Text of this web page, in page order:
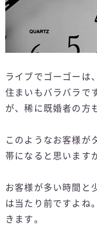
ライブでゴーゴーは
住まいもバラバラで
が、稀に既婚者の方
このようなお客様が
帯になると思います
お客様が多い時間と
は当たり前ですよね
きます。